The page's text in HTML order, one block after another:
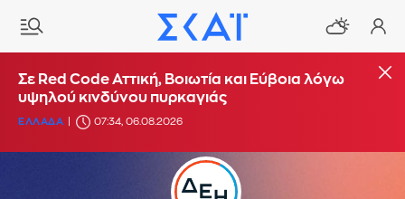
Σε Red Code Αττική, Βοιωτία και Εύβοια λόγω
υψηλού κινδύνου πυρκαγιάς
ΕΛΛΑΔΑ 07:34, 06.08.2026